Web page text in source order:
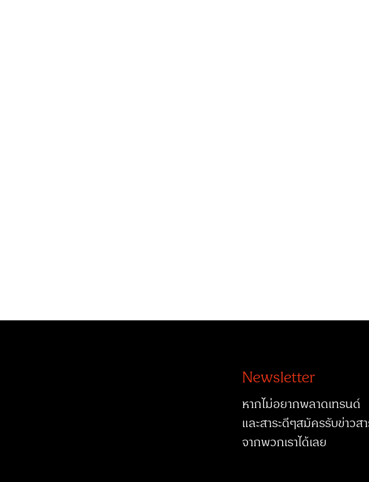
Newsletter
หากไม่อยากพลาดเทรนด์
และสาระดีๆสมัครรับข่าวส
จากพวกเราได้เลย